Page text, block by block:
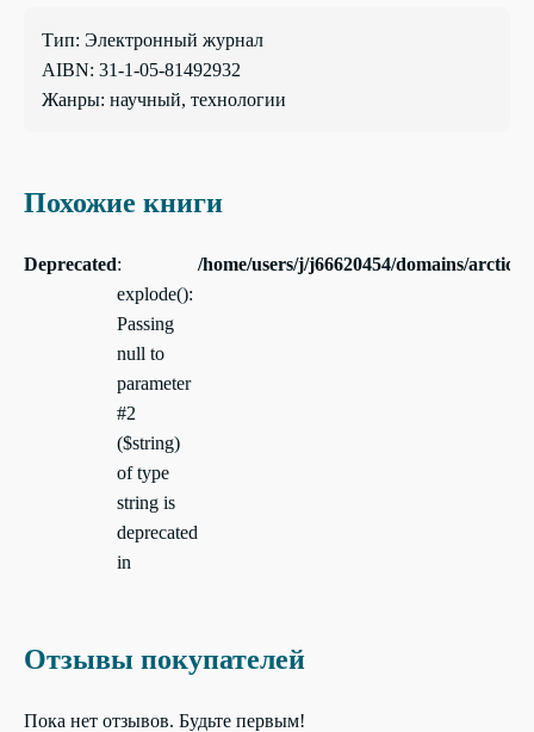
Тип: Электронный журнал
AIBN: 31-1-05-81492932
Жанры: научный, технологии
Похожие книги
Deprecated:
explode():
Passing
null to
parameter
#2
($string)
of type
string is
deprecated
in
/home/users/j/j66620454/domains/
Отзывы покупателей
Пока нет отзывов. Будьте первым!